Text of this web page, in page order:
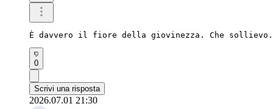
È davvero il fiore della giovinezza. Che sollievo.
0
Scrivi una risposta
2026.07.01 21:30